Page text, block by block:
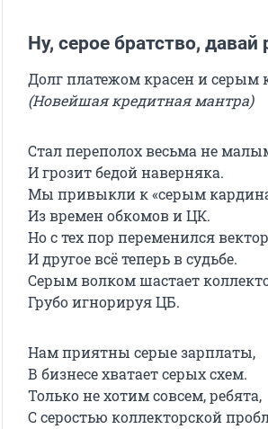
Ну, серое братство, давай
Долг платежом красен и серым
(Новейшая кредитная мантра)
Стал переполох весьма не
И грозит бедой наверняка.
Мы привыкли к «серым
Из времен обкомов и ЦК.
Но с тех пор переменился
И другое всё теперь в судьбе.
Серым волком шастает
Грубо игнорируя ЦБ.
Нам приятны серые зарплаты,
В бизнесе хватает серых схем.
Только не хотим совсем, ребята,
С серостью коллекторской